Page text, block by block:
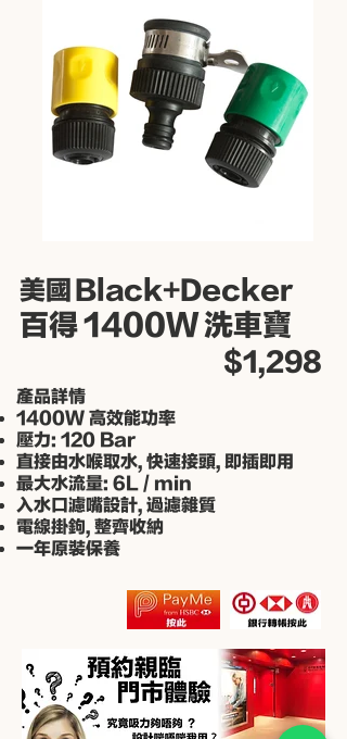
美國Black+Decker
百得1400W洗車寶
​$1,298
產品詳情
1400W 高​效能功率
壓力: 120 Bar
直接由水喉取水, 快速接頭, 即插即用
最大水流量: 6L / min
入水口濾嘴設計, 過濾雜質
電線掛鉤, 整齊收納
​一年原裝保養